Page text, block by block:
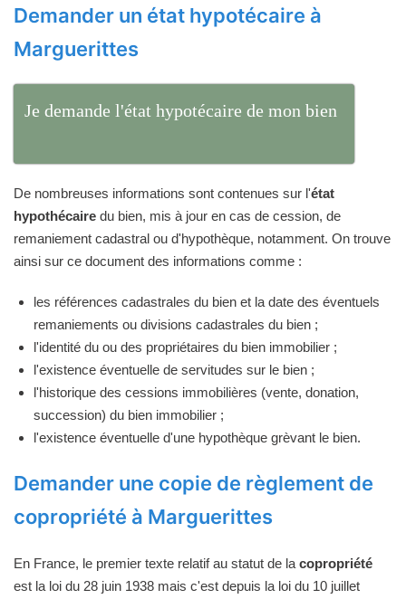
Demander un état hypotécaire à
Marguerittes
Je demande l'état hypotécaire de mon bien
De nombreuses informations sont contenues sur l'état
hypothécaire du bien, mis à jour en cas de cession, de
remaniement cadastral ou d'hypothèque, notamment. On trouve
ainsi sur ce document des informations comme :
les références cadastrales du bien et la date des éventuels
remaniements ou divisions cadastrales du bien ;
l'identité du ou des propriétaires du bien immobilier ;
l'existence éventuelle de servitudes sur le bien ;
l'historique des cessions immobilières (vente, donation,
succession) du bien immobilier ;
l'existence éventuelle d'une hypothèque grèvant le bien.
Demander une copie de règlement de
copropriété à Marguerittes
En France, le premier texte relatif au statut de la copropriété
est la loi du 28 juin 1938 mais c'est depuis la loi du 10 juillet